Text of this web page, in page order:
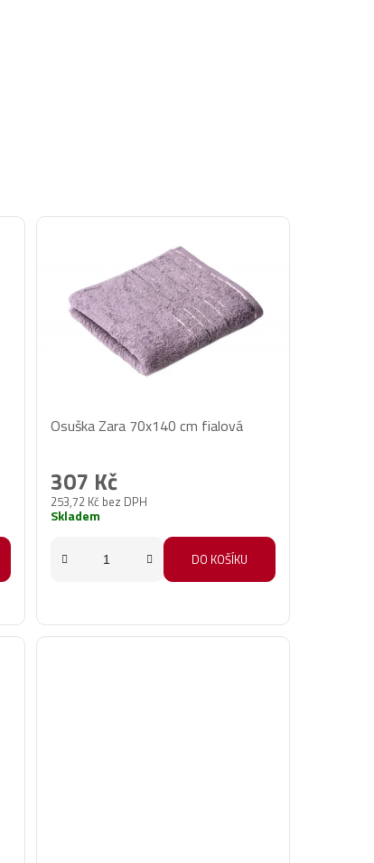
Osuška Zara 70x140 cm fialová
253,72 Kč bez DPH
307 Kč
Skladem
DO KOŠÍKU